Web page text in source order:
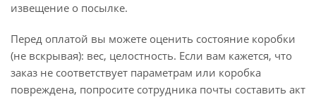
извещение о посылке.
Перед оплатой вы можете оценить состояние коробки
(не вскрывая): вес, целостность. Если вам кажется, что
заказ не соответствует параметрам или коробка
повреждена, попросите сотрудника почты составить акт